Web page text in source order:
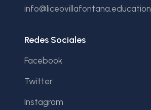
info@liceovillafontana.education
Redes Sociales
Facebook
Twitter
Instagram